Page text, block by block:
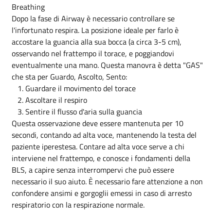
Breathing
Dopo la fase di Airway è necessario controllare se
l'infortunato respira. La posizione ideale per farlo è
accostare la guancia alla sua bocca (a circa 3-5 cm),
osservando nel frattempo il torace, e poggiandovi
eventualmente una mano. Questa manovra è detta "GAS"
che sta per Guardo, Ascolto, Sento:
1. Guardare il movimento del torace
2. Ascoltare il respiro
3. Sentire il flusso d'aria sulla guancia
Questa osservazione deve essere mantenuta per 10
secondi, contando ad alta voce, mantenendo la testa del
paziente iperestesa. Contare ad alta voce serve a chi
interviene nel frattempo, e conosce i fondamenti della
BLS, a capire senza interrompervi che può essere
necessario il suo aiuto. È necessario fare attenzione a non
confondere ansimi e gorgoglii emessi in caso di arresto
respiratorio con la respirazione normale.